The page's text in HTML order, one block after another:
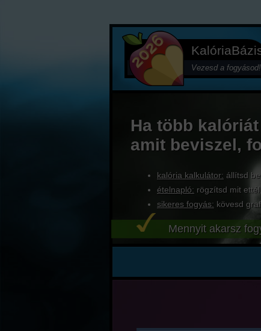
Vezesd a fogyásod!
Ha több
amit beviszel,
kalória kalkulátor: állítsd
ételnapló: rögzítsd mit
sikeres fogyás: kövesd
Mennyit akarsz